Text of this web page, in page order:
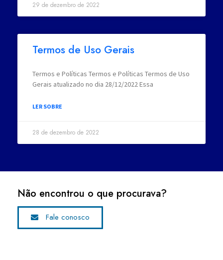
29 de dezembro de 2022
Termos de Uso Gerais
Termos e Políticas Termos e Políticas Termos de Uso
Gerais atualizado no dia 28/12/2022 Essa
LER SOBRE
28 de dezembro de 2022
Não encontrou o que procurava?
Fale conosco